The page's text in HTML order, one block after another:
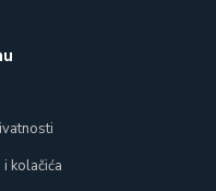
kolačića